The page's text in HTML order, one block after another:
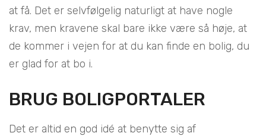
at få. Det er selvfølgelig naturligt at have nogle
krav, men kravene skal bare ikke være så høje, at
de kommer i vejen for at du kan finde en bolig, du
er glad for at bo i.
BRUG BOLIGPORTALER
Det er altid en god idé at benytte sig af